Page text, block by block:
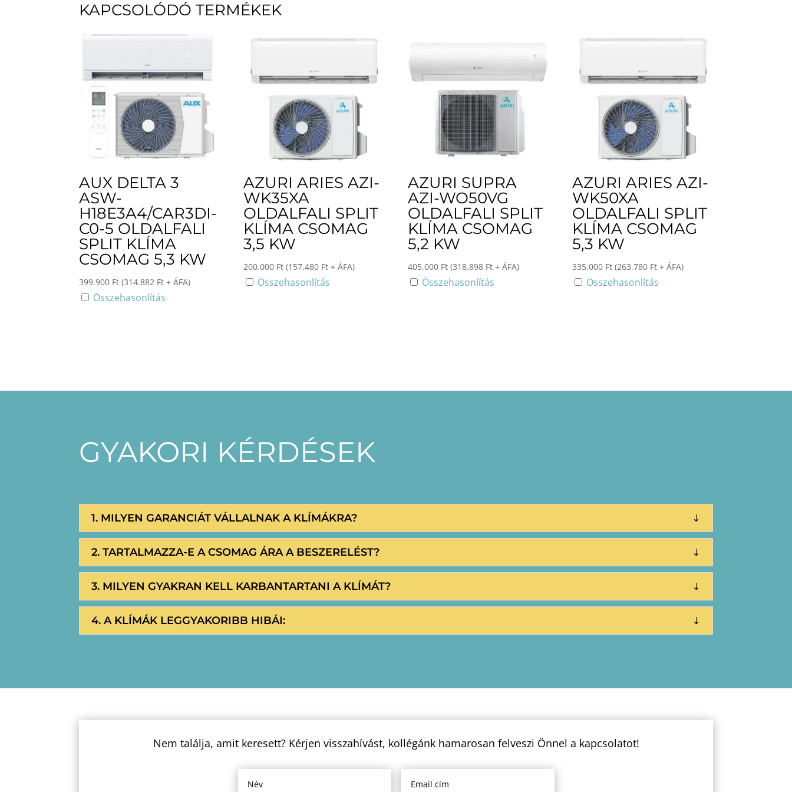
KAPCSOLÓDÓ TERMÉKEK
AUX DELTA 3
ASW-
H18E3A4/CAR3DI-
C0-5 OLDALFALI
SPLIT KLÍMA
CSOMAG 5,3 KW
399.900 Ft (314.882 Ft + ÁFA)
Összehasonlítás
AZURI ARIES AZI-
WK35XA
OLDALFALI SPLIT
KLÍMA CSOMAG
3,5 KW
200.000 Ft (157.480 Ft + ÁFA)
Összehasonlítás
AZURI SUPRA
AZI-WO50VG
OLDALFALI SPLIT
KLÍMA CSOMAG
5,2 KW
405.000 Ft (318.898 Ft + ÁFA)
Összehasonlítás
AZURI ARIES AZI-
WK50XA
OLDALFALI SPLIT
KLÍMA CSOMAG
5,3 KW
335.000 Ft (263.780 Ft + ÁFA)
Összehasonlítás
GYAKORI KÉRDÉSEK
1. MILYEN GARANCIÁT VÁLLALNAK A KLÍMÁKRA?
2. TARTALMAZZA-E A CSOMAG ÁRA A BESZERELÉST?
3. MILYEN GYAKRAN KELL KARBANTARTANI A KLÍMÁT?
4. A KLÍMÁK LEGGYAKORIBB HIBÁI:
Nem találja, amit keresett? Kérjen visszahívást, kollégánk hamarosan felveszi Önnel a kapcsolatot!